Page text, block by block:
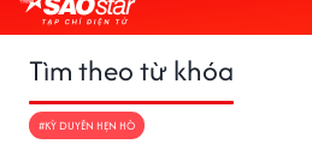
Tìm theo từ khóa
#KỲ DUYÊN HẸN HÒ